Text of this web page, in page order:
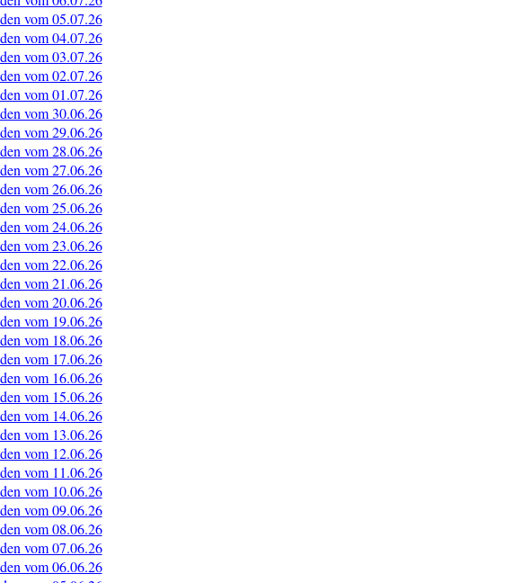
vom 05.07.26
vom 04.07.26
vom 03.07.26
vom 02.07.26
vom 01.07.26
vom 30.06.26
vom 29.06.26
vom 28.06.26
vom 27.06.26
vom 26.06.26
vom 25.06.26
vom 24.06.26
vom 23.06.26
vom 22.06.26
vom 21.06.26
vom 20.06.26
vom 19.06.26
vom 18.06.26
vom 17.06.26
vom 16.06.26
vom 15.06.26
vom 14.06.26
vom 13.06.26
vom 12.06.26
vom 11.06.26
vom 10.06.26
vom 09.06.26
vom 08.06.26
vom 07.06.26
vom 06.06.26